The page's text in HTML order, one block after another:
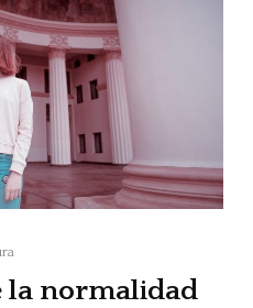
la normalidad